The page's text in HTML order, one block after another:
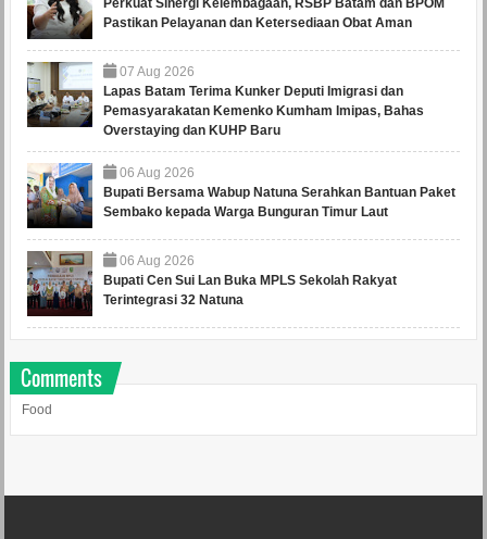
Perkuat Sinergi Kelembagaan, RSBP Batam dan BPOM
Pastikan Pelayanan dan Ketersediaan Obat Aman
07 Aug 2026
Lapas Batam Terima Kunker Deputi Imigrasi dan
Pemasyarakatan Kemenko Kumham Imipas, Bahas
Overstaying dan KUHP Baru
06 Aug 2026
Bupati Bersama Wabup Natuna Serahkan Bantuan Paket
Sembako kepada Warga Bunguran Timur Laut
06 Aug 2026
Bupati Cen Sui Lan Buka MPLS Sekolah Rakyat
Terintegrasi 32 Natuna
Comments
Food